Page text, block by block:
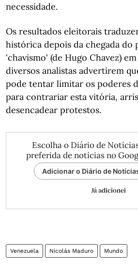
necessidade.
Os resultados eleitorais
histórica depois da chegada do
'chavismo' (de Hugo Chavez)
diversos analistas advertirem
pode tentar limitar os poderes
para contrariar esta vitória,
desencadear protestos.
Escolha o Diário de
preferida de notícias no
Adicionar o Diário de
Já adicionei
Venezuela Nicolás Maduro Mundo